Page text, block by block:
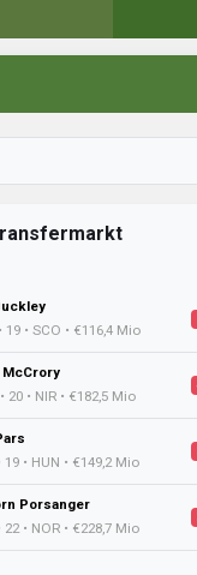
19 • SCO • €116,4 Mio
McCrory
20 • NIR • €182,5 Mio
19 • HUN • €149,2 Mio
Porsanger
22 • NOR • €228,7 Mio